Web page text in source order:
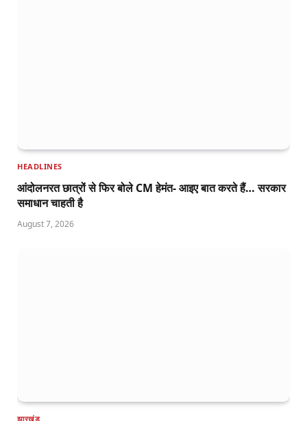
HEADLINES
आंदोलनरत छात्रों से फिर बोले CM हेमंत- आइए बात करते हैं… सरकार
समाधान चाहती है
August 7, 2026
झारखंड